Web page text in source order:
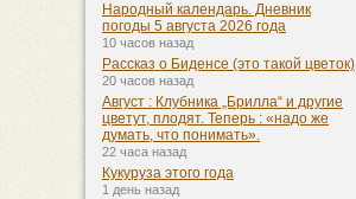
Народный календарь. Дневник
погоды 5 августа 2026 года
10 часов назад
Рассказ о Биденсе (это такой цветок)
20 часов назад
Август : Клубника „Брилла“ и другие
цветут, плодят. Теперь : «надо же
думать, что понимать».
22 часа назад
Кукуруза этого года
1 день назад